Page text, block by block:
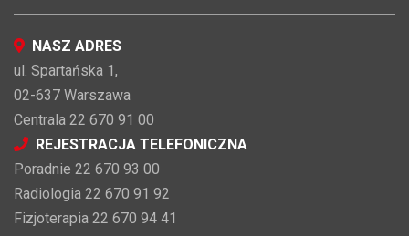
NASZ ADRES
ul. Spartańska 1,
02-637 Warszawa
Centrala 22 670 91 00
REJESTRACJA TELEFONICZNA
Poradnie 22 670 93 00
Radiologia 22 670 91 92
Fizjoterapia 22 670 94 41